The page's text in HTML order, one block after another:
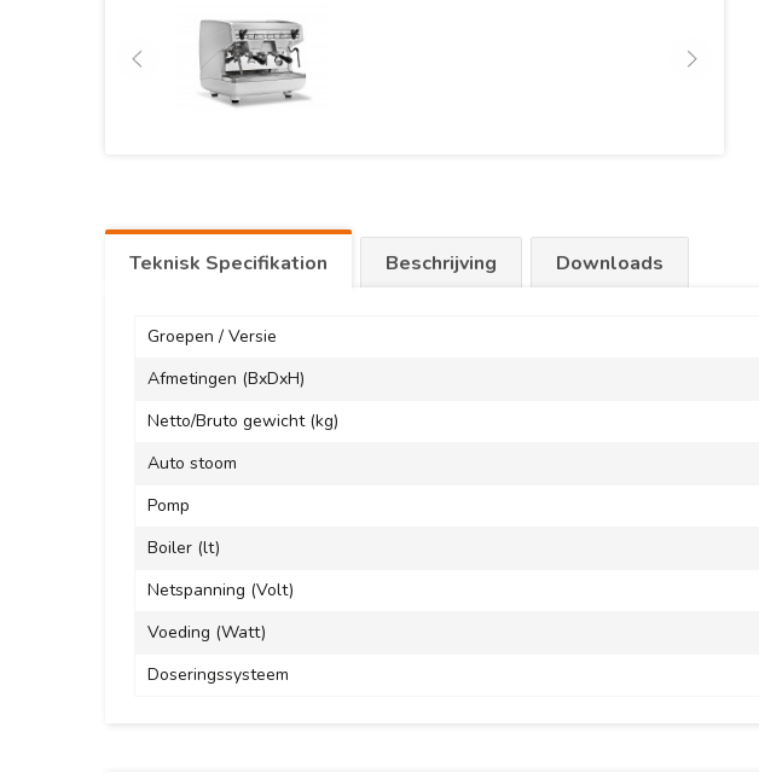
Teknisk Specifikation Beschrijving Downloads
Groepen / Versie
Afmetingen (BxDxH)
Netto/Bruto gewicht (kg)
Auto stoom
Pomp
Boiler (lt)
Netspanning (Volt)
Voeding (Watt)
Doseringssysteem